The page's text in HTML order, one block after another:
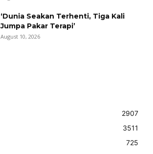
‘Dunia Seakan Terhenti, Tiga Kali
Jumpa Pakar Terapi’
August 10, 2026
2907
3511
725